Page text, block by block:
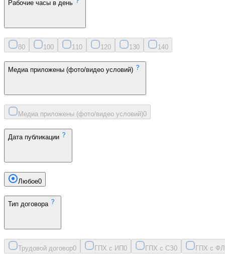
Рабочие часы в день
80 100 11 0 120 130 140
Медиа приложены (фото/видео условий)
Медиа приложены (фото/видео условий)0
Дата публикации
Любое0
Тип договора
Трудовой договор0 ГПХ с ИП0 ГПХ с СЗ0 ГПХ с ФЛ